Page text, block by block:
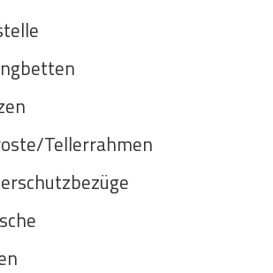
Tellerrahmen